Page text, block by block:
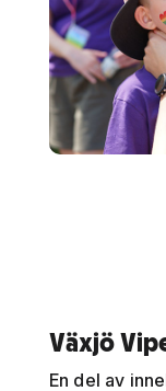
Växjö
En del av